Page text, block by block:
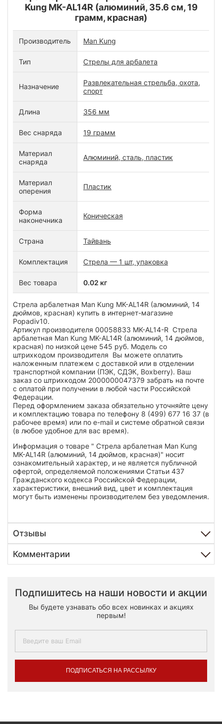
Kung MK-AL14R (алюминий, 35.6 см, 19
грамм, красная)
Производитель Man Kung
Тип Стрелы для арбалета
Назначение
Развлекательная стрельба, охота,
спорт
Длина 356 мм
Вес снаряда 19 грамм
Материал
снаряда
Алюминий, сталь, пластик
Материал
оперения
Пластик
Форма
наконечника
Коническая
Страна Тайвань
Комплектация Стрела — 1 шт, упаковка
Вес товара 0.02 кг
Стрела арбалетная Man Kung MK-AL14R (алюминий, 14
дюймов, красная) купить в интернет-магазине
Popadiv10.
Артикул производителя 00058833 MK-AL14-R Стрела
арбалетная Man Kung MK-AL14R (алюминий, 14 дюймов,
красная) по низкой цене 545 руб. Модель со
штрихкодом производителя Вы можете оплатить
наложенным платежем с доставкой или в отделении
транспортной компании (ПЭК, СДЭК, Boxberry). Ваш
заказ со штрихкодом 2000000047379 забрать на почте
с оплатой при получении в любой части Российской
Федерации.
Перед оформлением заказа обязательно уточняйте цену
и комплектацию товара по телефону 8 (499) 677 16 37 (в
рабочее время) или по e-mail и системе обратной связи
(в любое удобное для вас время).
Информация о товаре " Стрела арбалетная Man Kung
MK-AL14R (алюминий, 14 дюймов, красная)" носит
ознакомительный характер, и не является публичной
офертой, определяемой положениями Статьи 437
Гражданского кодекса Российской Федерации,
характеристики, внешний вид, цвет и комплектация
могут быть изменены производителем без уведомления.
Отзывы
Комментарии
Подпишитесь на наши новости и акции
Вы будете узнавать обо всех новинках и акциях
первым!
ПОДПИСАТЬСЯ НА РАССЫЛКУ